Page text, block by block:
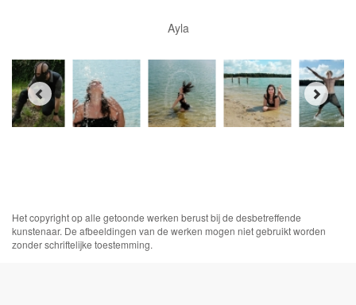
Ayla
Het copyright op alle getoonde werken berust bij de desbetreffende
kunstenaar. De afbeeldingen van de werken mogen niet gebruikt worden
zonder schriftelijke toestemming.